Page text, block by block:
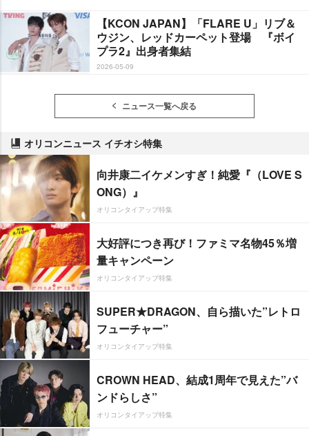
【KCON JAPAN】「FLARE U」リブ＆
ウジン、レッドカーペット登場 『ボイ
プラ2』出身者集結
2026-05-09
ニュース一覧へ戻る
オリコンニュース イチオシ特集
向井康二イケメンすぎ！純愛『（LOVE S
ONG）』
オリコンタイアップ特集
大好評につき再び！ファミマ名物45％増
量キャンペーン
オリコンタイアップ特集
SUPER★DRAGON、自ら描いた”レトロ
フューチャー”
オリコンタイアップ特集
CROWN HEAD、結成1周年で見えた”バ
ンドらしさ”
オリコンタイアップ特集